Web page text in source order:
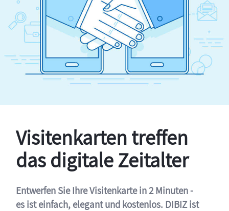
Visitenkarten treffen
das digitale Zeitalter
Entwerfen Sie Ihre Visitenkarte in 2 Minuten -
es ist einfach, elegant und kostenlos. DIBIZ ist